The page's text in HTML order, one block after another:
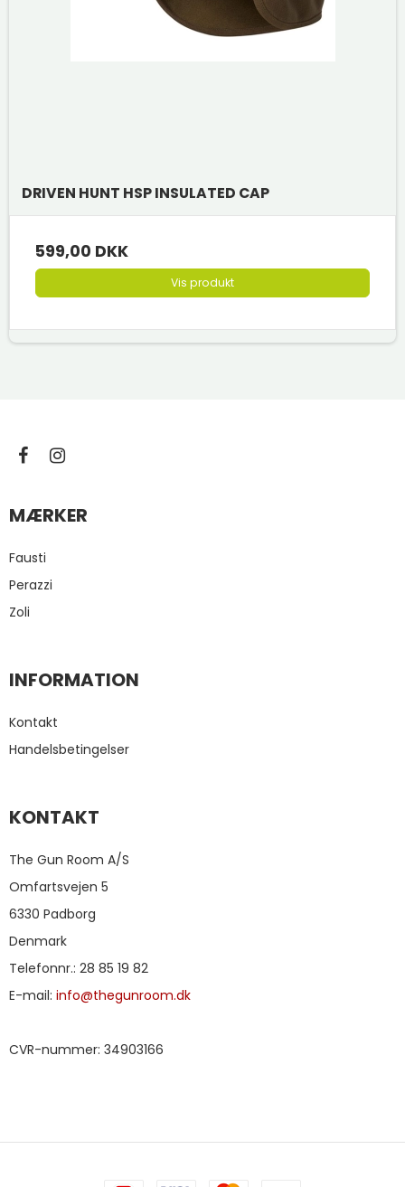
DRIVEN HUNT HSP INSULATED CAP
599,00 DKK
Vis produkt
MÆRKER
Fausti
Perazzi
Zoli
INFORMATION
Kontakt
Handelsbetingelser
KONTAKT
The Gun Room A/S
Omfartsvejen 5
6330 Padborg
Denmark
Telefonnr.: 28 85 19 82
E-mail: info@thegunroom.dk
CVR-nummer: 34903166